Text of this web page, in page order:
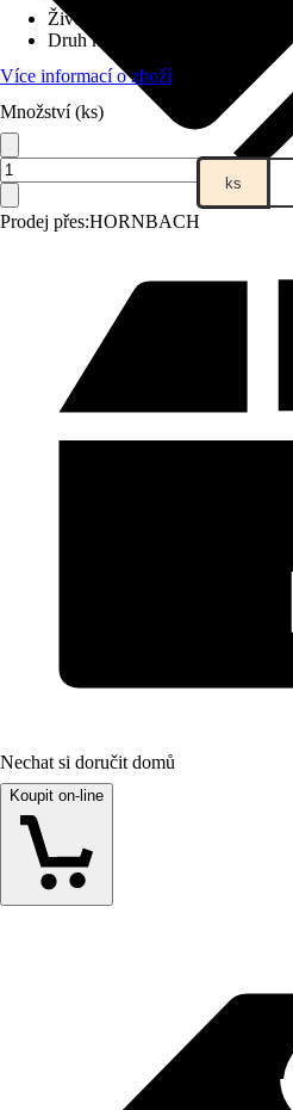
Prodej přes:HORNBACH
Životní fáze
Druh krmiva
Kompletní krmivo
Více informací o zboží
Množství (ks)
ks
Nechat si doručit domů
Koupit on-line